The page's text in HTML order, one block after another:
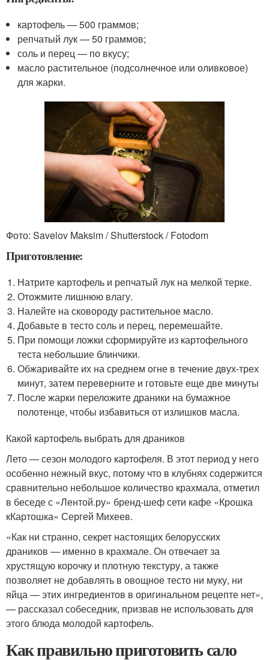
картофель — 500 граммов;
репчатый лук — 50 граммов;
соль и перец — по вкусу;
масло растительное (подсолнечное или оливковое)
для жарки.
Фото: Savelov Maksim / Shutterstock / Fotodom
Приготовление:
Натрите картофель и репчатый лук на мелкой терке.
Отожмите лишнюю влагу.
Налейте на сковороду растительное масло.
Добавьте в тесто соль и перец, перемешайте.
При помощи ложки сформируйте из картофельного
теста небольшие блинчики.
Обжаривайте их на среднем огне в течение двух-трех
минут, затем переверните и готовьте еще две минуты
После жарки переложите драники на бумажное
полотенце, чтобы избавиться от излишков масла.
Какой картофель выбрать для драников
Лето — сезон молодого картофеля. В этот период у него
особенно нежный вкус, потому что в клубнях содержится
сравнительно небольшое количество крахмала, отметил
в беседе с «Лентой.ру» бренд-шеф сети кафе «Крошка
кКартошка» Сергей Михеев.
«Как ни странно, секрет настоящих белорусских
драников — именно в крахмале. Он отвечает за
хрустящую корочку и плотную текстуру, а также
позволяет не добавлять в овощное тесто ни муку, ни
яйца — этих ингредиентов в оригинальном рецепте нет»,
— рассказал собеседник, призвав не использовать для
этого блюда молодой картофель.
Как правильно приготовить сало